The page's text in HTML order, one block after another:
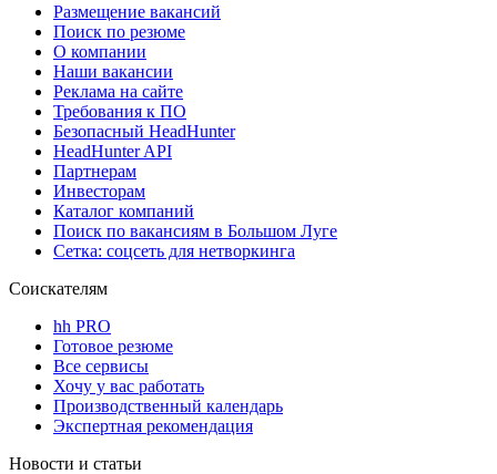
Размещение вакансий
Поиск по резюме
О компании
Наши вакансии
Реклама на сайте
Требования к ПО
Безопасный HeadHunter
HeadHunter API
Партнерам
Инвесторам
Каталог компаний
Поиск по вакансиям в Большом Луге
Сетка: соцсеть для нетворкинга
Соискателям
hh PRO
Готовое резюме
Все сервисы
Хочу у вас работать
Производственный календарь
Экспертная рекомендация
Новости и статьи